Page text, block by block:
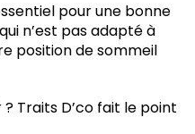
pour une bonne
n’est pas adapté à
position de sommeil
Traits D’co fait le point